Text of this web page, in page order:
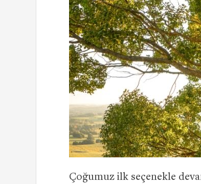
Çoğumuz ilk seçenekle